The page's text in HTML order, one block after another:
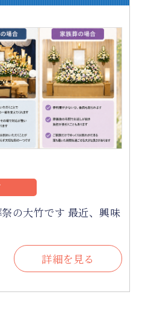
の大竹です 最近、興味
詳細を見る